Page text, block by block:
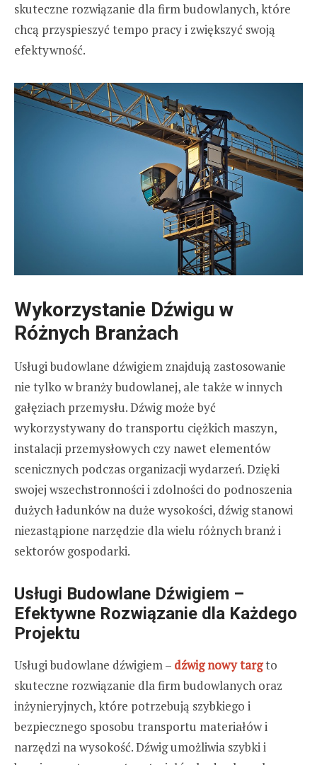
skuteczne rozwiązanie dla firm budowlanych, które
chcą przyspieszyć tempo pracy i zwiększyć swoją
efektywność.
Wykorzystanie Dźwigu w
Różnych Branżach
Usługi budowlane dźwigiem znajdują zastosowanie
nie tylko w branży budowlanej, ale także w innych
gałęziach przemysłu. Dźwig może być
wykorzystywany do transportu ciężkich maszyn,
instalacji przemysłowych czy nawet elementów
scenicznych podczas organizacji wydarzeń. Dzięki
swojej wszechstronności i zdolności do podnoszenia
dużych ładunków na duże wysokości, dźwig stanowi
niezastąpione narzędzie dla wielu różnych branż i
sektorów gospodarki.
Usługi Budowlane Dźwigiem –
Efektywne Rozwiązanie dla Każdego
Projektu
Usługi budowlane dźwigiem – dźwig nowy targto
skuteczne rozwiązanie dla firm budowlanych oraz
inżynieryjnych, które potrzebują szybkiego i
bezpiecznego sposobu transportu materiałów i
narzędzi na wysokość. Dźwig umożliwia szybki i